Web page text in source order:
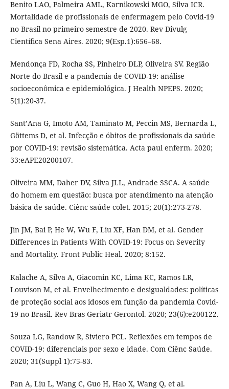
Benito LAO, Palmeira AML, Karnikowski MGO, Silva ICR.
Mortalidade de profissionais de enfermagem pelo Covid-19
no Brasil no primeiro semestre de 2020. Rev Divulg
Científica Sena Aires. 2020; 9(Esp.1):656–68.
Mendonça FD, Rocha SS, Pinheiro DLP, Oliveira SV. Região
Norte do Brasil e a pandemia de COVID-19: análise
socioeconômica e epidemiológica. J Health NPEPS. 2020;
5(1):20-37.
Sant’Ana G, Imoto AM, Taminato M, Peccin MS, Bernarda L,
Göttems D, et al. Infecção e óbitos de profissionais da saúde
por COVID-19: revisão sistemática. Acta paul enferm. 2020;
33:eAPE20200107.
Oliveira MM, Daher DV, Silva JLL, Andrade SSCA. A saúde
do homem em questão: busca por atendimento na atenção
básica de saúde. Ciênc saúde colet. 2015; 20(1):273-278.
Jin JM, Bai P, He W, Wu F, Liu XF, Han DM, et al. Gender
Differences in Patients With COVID-19: Focus on Severity
and Mortality. Front Public Heal. 2020; 8:152.
Kalache A, Silva A, Giacomin KC, Lima KC, Ramos LR,
Louvison M, et al. Envelhecimento e desigualdades: políticas
de proteção social aos idosos em função da pandemia Covid-
19 no Brasil. Rev Bras Geriatr Gerontol. 2020; 23(6):e200122.
Souza LG, Randow R, Siviero PCL. Reflexões em tempos de
COVID-19: diferenciais por sexo e idade. Com Ciênc Saúde.
2020; 31(Suppl 1):75-83.
Pan A, Liu L, Wang C, Guo H, Hao X, Wang Q, et al.